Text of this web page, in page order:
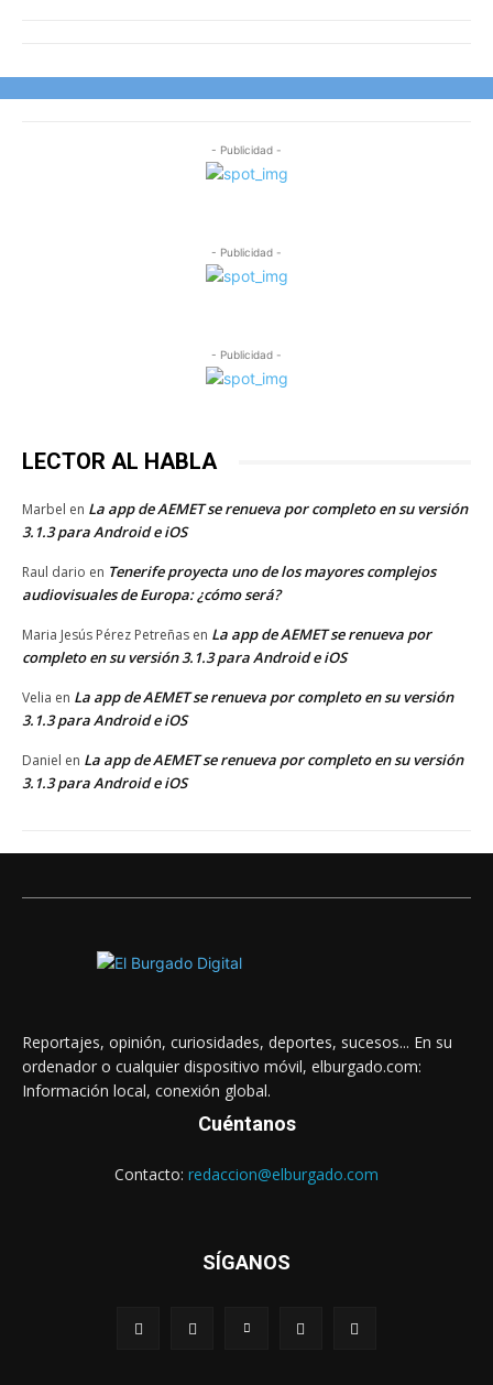
- Publicidad -
- Publicidad -
- Publicidad -
LECTOR AL HABLA
Marbel en La app de AEMET se renueva por completo en su versión
3.1.3 para Android e iOS
Raul dario en Tenerife proyecta uno de los mayores complejos
audiovisuales de Europa: ¿cómo será?
Maria Jesús Pérez Petreñas en La app de AEMET se renueva por
completo en su versión 3.1.3 para Android e iOS
Velia en La app de AEMET se renueva por completo en su versión
3.1.3 para Android e iOS
Daniel en La app de AEMET se renueva por completo en su versión
3.1.3 para Android e iOS
Reportajes, opinión, curiosidades, deportes, sucesos... En su
ordenador o cualquier dispositivo móvil, elburgado.com:
Información local, conexión global.
Cuéntanos
Contacto: redaccion@elburgado.com
SÍGANOS